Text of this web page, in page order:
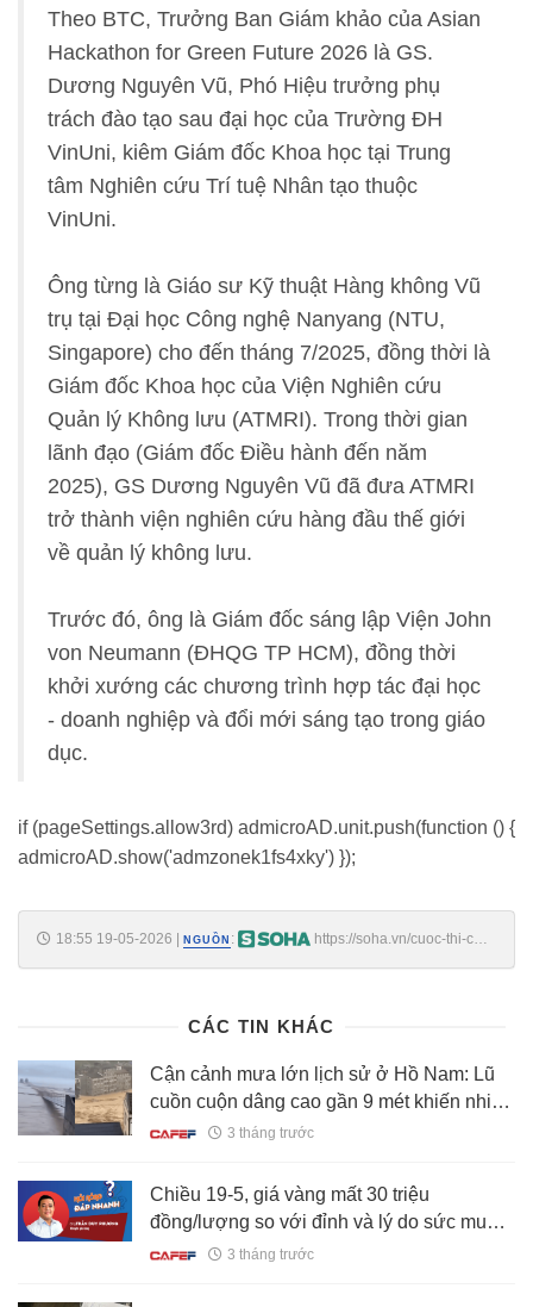
Theo BTC, Trưởng Ban Giám khảo của Asian
Hackathon for Green Future 2026 là GS.
Dương Nguyên Vũ, Phó Hiệu trưởng phụ
trách đào tạo sau đại học của Trường ĐH
VinUni, kiêm Giám đốc Khoa học tại Trung
tâm Nghiên cứu Trí tuệ Nhân tạo thuộc
VinUni.
Ông từng là Giáo sư Kỹ thuật Hàng không Vũ
trụ tại Đại học Công nghệ Nanyang (NTU,
Singapore) cho đến tháng 7/2025, đồng thời là
Giám đốc Khoa học của Viện Nghiên cứu
Quản lý Không lưu (ATMRI). Trong thời gian
lãnh đạo (Giám đốc Điều hành đến năm
2025), GS Dương Nguyên Vũ đã đưa ATMRI
trở thành viện nghiên cứu hàng đầu thế giới
về quản lý không lưu.
Trước đó, ông là Giám đốc sáng lập Viện John
von Neumann (ĐHQG TP HCM), đồng thời
khởi xướng các chương trình hợp tác đại học
- doanh nghiệp và đổi mới sáng tạo trong giáo
dục.
if (pageSettings.allow3rd) admicroAD.unit.push(function () {
admicroAD.show('admzonek1fs4xky') });
18:55 19-05-2026 | NGUỒN :
https://soha.vn/cuoc-thi-cua-
CÁC TIN KHÁC
Cận cảnh mưa lớn lịch sử ở Hồ Nam: Lũ
cuồn cuộn dâng cao gần 9 mét khiến nhiều
người chết và mất tích, hơn 18.000 dân sơ
3 tháng trước
Chiều 19-5, giá vàng mất 30 triệu
đồng/lượng so với đỉnh và lý do sức mua
giảm mạnh3 tháng trước